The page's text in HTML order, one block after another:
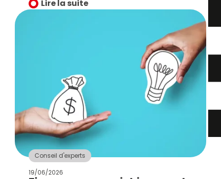
à l’innovation ou la conviction trompeuse
poignée de laboratoires de recherche.
Lire la suite
Conseil d'experts
19/06/2026